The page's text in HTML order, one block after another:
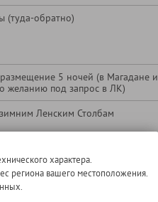
(туда-обратно)
5 ночей (в Магадане и
желанию под запрос в ЛК)
Ленским Столбам
характера.
региона вашего местоположения.